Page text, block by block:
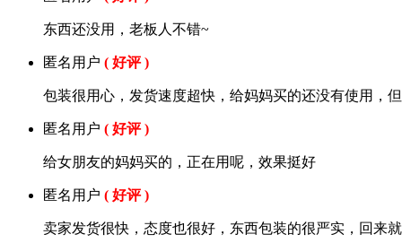
东西还没用，老板人不错~
匿名用户 ( 好评 )
包装很用心，发货速度超快，给妈妈买的还没有使用，
匿名用户 ( 好评 )
给女朋友的妈妈买的，正在用呢，效果挺好
匿名用户 ( 好评 )
卖家发货很快，态度也很好，东西包装的很严实，回来